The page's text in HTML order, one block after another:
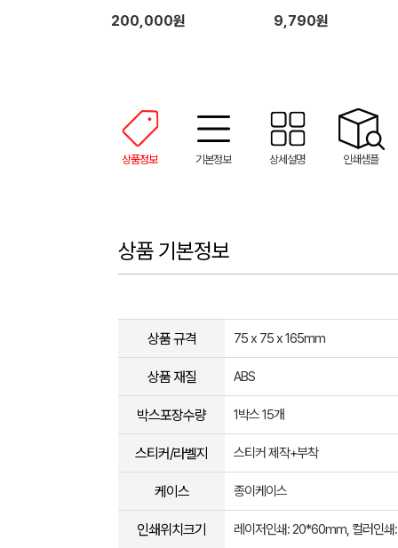
200,000원 9,790원
상품정보 기본정보 상세설명 인쇄샘플
상품 기본정보
상품 규격 75 x 75 x 165mm
상품 재질 ABS
박스포장수량 1박스 15개
스티커/라벨지 스티커 제작+부착
케이스 종이케이스
인쇄위치크기 레이저인쇄: 20*60mm, 컬러인